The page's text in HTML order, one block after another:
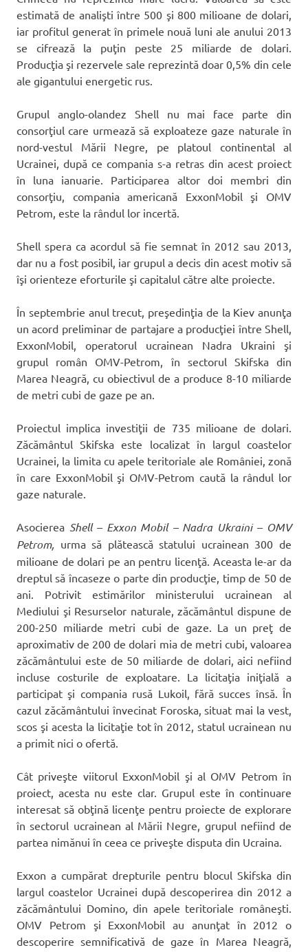
estimată de analişti între 500 şi 800 milioane de dolari,
iar profitul generat în primele nouă luni ale anului 2013
se cifrează la puţin peste 25 miliarde de dolari.
Producţia şi rezervele sale reprezintă doar 0,5% din cele
ale gigantului energetic rus.
Grupul anglo-olandez Shell nu mai face parte din
consorţiul care urmează să exploateze gaze naturale în
nord-vestul Mării Negre, pe platoul continental al
Ucrainei, după ce compania s-a retras din acest proiect
în luna ianuarie. Participarea altor doi membri din
consorţiu, compania americană ExxonMobil şi OMV
Petrom, este la rândul lor incertă.
Shell spera ca acordul să fie semnat în 2012 sau 2013,
dar nu a fost posibil, iar grupul a decis din acest motiv să
îşi orienteze eforturile şi capitalul către alte proiecte.
În septembrie anul trecut, preşedinţia de la Kiev anunţa
un acord preliminar de partajare a producţiei între Shell,
ExxonMobil, operatorul ucrainean Nadra Ukraini şi
grupul român OMV-Petrom, în sectorul Skifska din
Marea Neagră, cu obiectivul de a produce 8-10 miliarde
de metri cubi de gaze pe an.
Proiectul implica investiţii de 735 milioane de dolari.
Zăcământul Skifska este localizat în largul coastelor
Ucrainei, la limita cu apele teritoriale ale României, zonă
în care ExxonMobil şi OMV-Petrom caută la rândul lor
gaze naturale.
Asocierea Shell – Exxon Mobil – Nadra Ukraini – OMV
Petrom, urma să plătească statului ucrainean 300 de
milioane de dolari pe an pentru licenţă. Aceasta le-ar da
dreptul să încaseze o parte din producţie, timp de 50 de
ani. Potrivit estimărilor ministerului ucrainean al
Mediului şi Resurselor naturale, zăcământul dispune de
200-250 miliarde metri cubi de gaze. La un preţ de
aproximativ de 200 de dolari mia de metri cubi, valoarea
zăcământului este de 50 miliarde de dolari, aici nefiind
incluse costurile de exploatare. La licitaţia iniţială a
participat şi compania rusă Lukoil, fără succes însă. În
cazul zăcământului învecinat Foroska, situat mai la vest,
scos şi acesta la licitaţie tot în 2012, statul ucrainean nu
a primit nici o ofertă.
Cât priveşte viitorul ExxonMobil şi al OMV Petrom în
proiect, acesta nu este clar. Grupul este în continuare
interesat să obţină licenţe pentru proiecte de explorare
în sectorul ucrainean al Mării Negre, grupul nefiind de
partea nimănui în ceea ce priveşte disputa din Ucraina.
Exxon a cumpărat drepturile pentru blocul Skifska din
largul coastelor Ucrainei după descoperirea din 2012 a
zăcământului Domino, din apele teritoriale româneşti.
OMV Petrom şi ExxonMobil au anunţat în 2012 o
descoperire semnificativă de gaze în Marea Neagră,